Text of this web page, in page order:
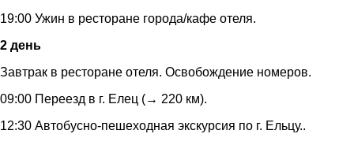
19:00 Ужин в ресторане города/кафе отеля.
2 день
Завтрак в ресторане отеля. Освобождение номеров.
09:00 Переезд в г. Елец (→ 220 км).
12:30 Автобусно-пешеходная экскурсия по г. Ельцу..